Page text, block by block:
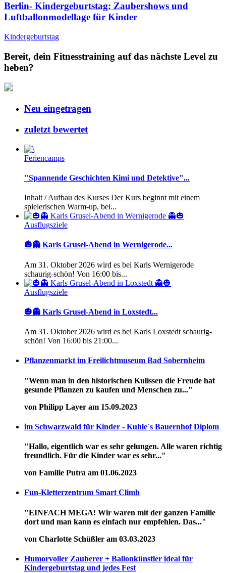
Berlin- Kindergeburtstag: Zaubershows und
Luftballonmodellage für Kinder
Kindergeburtstag
Bereit, dein Fitnesstraining auf das nächste Level zu
heben?
Neu eingetragen
zuletzt bewertet
Feriencamps
"Spannende Geschichten Kimi und Detektive"...
Inhalt / Aufbau des Kurses Der Kurs beginnt mit einem
spielerischen Warm-up, bei...
Ausflugsziele
🎃👻 Karls Grusel-Abend in Wernigerode...
Am 31. Oktober 2026 wird es bei Karls Wernigerode
schaurig-schön! Von 16:00 bis...
Ausflugsziele
🎃👻 Karls Grusel-Abend in Loxstedt...
Am 31. Oktober 2026 wird es bei Karls Loxstedt schaurig-
schön! Von 16:00 bis 21:00...
Pflanzenmarkt im Freilichtmuseum Bad Sobernheim
"Wenn man in den historischen Kulissen die Freude hat
gesunde Pflanzen zu kaufen und Menschen zu..."
von Philipp Layer am 15.09.2023
im Schwarzwald für Kinder - Kuhle´s Bauernhof Diplom
"Hallo, eigentlich war es sehr gelungen. Alle waren richtig
freundlich. Für die Kinder war es sehr..."
von Familie Putra am 01.06.2023
Fun-Kletterzentrum Smart Climb
"EINFACH MEGA! Wir waren mit der ganzen Familie
dort und man kann es einfach nur empfehlen. Das..."
von Charlotte Schüßler am 03.03.2023
Humorvoller Zauberer + Ballonkünstler ideal für
Kindergeburtstag und jedes Fest